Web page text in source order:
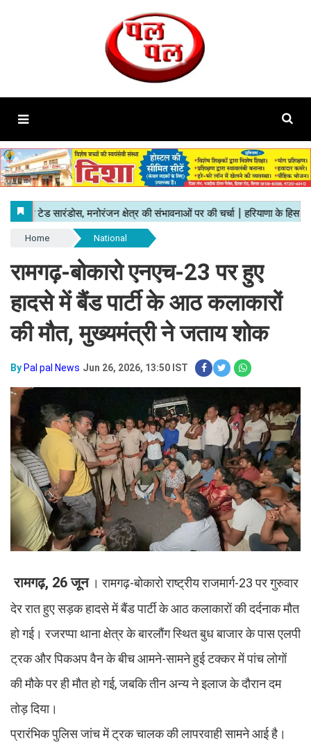
Home National
रामगढ़-बोकारो एनएच-23 पर हुए
हादसे में बैंड पार्टी के आठ कलाकारों
की मौत, मुख्यमंत्री ने जताय शोक
By Pal pal News Jun 26, 2026, 13:50 IST
रामगढ़, 26 जून। रामगढ़-बोकारो राष्ट्रीय राजमार्ग-23 पर गुरुवार
देर रात हुए सड़क हादसे में बैंड पार्टी के आठ कलाकारों की दर्दनाक मौत
हो गई। रजरप्पा थाना क्षेत्र के बारलौंग स्थित बुध बाजार के पास एलपी
ट्रक और पिकअप वैन के बीच आमने-सामने हुई टक्कर में पांच लोगों
की मौके पर ही मौत हो गई, जबकि तीन अन्य ने इलाज के दौरान दम
तोड़ दिया।
प्रारंभिक पुलिस जांच में ट्रक चालक की लापरवाही सामने आई है।